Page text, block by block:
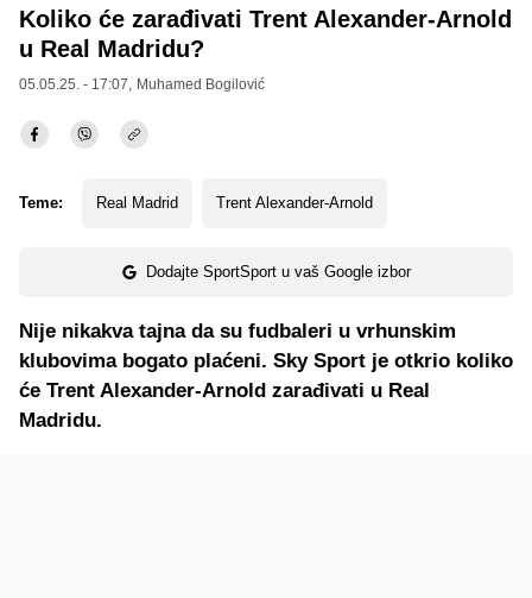
Koliko će zarađivati Trent Alexander-Arnold
u Real Madridu?
05.05.25. - 17:07, Muhamed Bogilović
Teme: Real Madrid Trent Alexander-Arnold
Dodajte SportSport u vaš Google izbor
Nije nikakva tajna da su fudbaleri u vrhunskim
klubovima bogato plaćeni. Sky Sport je otkrio koliko
će Trent Alexander-Arnold zarađivati u Real
Madridu.